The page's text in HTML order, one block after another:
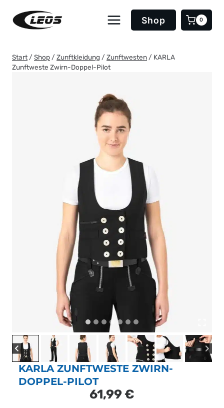
Inhalt
springen
Shop 0
Start / Shop / Zunftkleidung / Zunftwesten / KARLA
Zunftweste Zwirn-Doppel-Pilot
KARLA ZUNFTWESTE ZWIRN-
DOPPEL-PILOT
61,99€